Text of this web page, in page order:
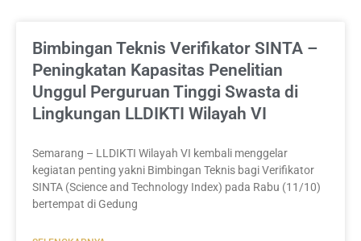
Bimbingan Teknis Verifikator SINTA –
Peningkatan Kapasitas Penelitian
Unggul Perguruan Tinggi Swasta di
Lingkungan LLDIKTI Wilayah VI
Semarang – LLDIKTI Wilayah VI kembali menggelar
kegiatan penting yakni Bimbingan Teknis bagi Verifikator
SINTA (Science and Technology Index) pada Rabu (11/10)
bertempat di Gedung